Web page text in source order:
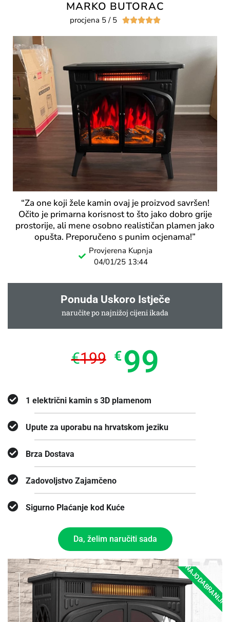
MARKO BUTORAC
procjena 5 / 5 
“Za one koji žele kamin ovaj je proizvod savršen!
Očito je primarna korisnost to što jako dobro grije
prostorije, ali mene osobno realističan plamen jako
opušta. Preporučeno s punim ocjenama!”
Provjerena Kupnja
04/01/25 13:44
Ponuda Uskoro Istječe
naručite po najnižoj cijeni ikada
€199 €99
1 električni kamin s 3D plamenom
Upute za uporabu na hrvatskom jeziku
Brza Dostava
Zadovoljstvo Zajamčeno
Sigurno Plaćanje kod Kuće
Da, želim naručiti sada
NAJODABRANIJI